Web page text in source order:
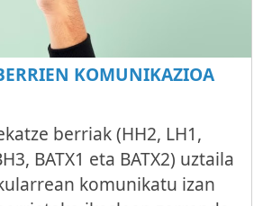
KOMUNIKAZIOA
berriak (HH2, LH1,
BATX1 eta BATX2) uztaila
komunikatu izan